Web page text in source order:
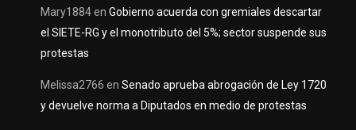
Mary1884en Gobierno acuerda con gremiales descartar
el SIETE-RG y el monotributo del 5%; sector suspende sus
protestas
Melissa2766 en Senado aprueba abrogación de Ley 1720
y devuelve norma a Diputados en medio de protestas